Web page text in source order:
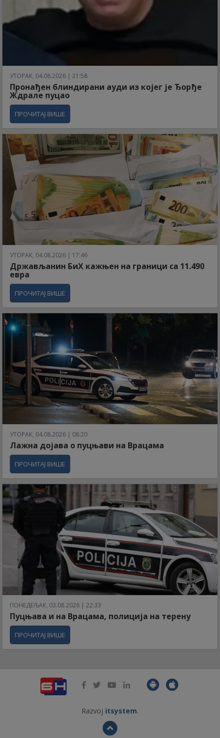
УТОРАК, 04.08.2026 | 21:58
Пронађен блиндирани ауди из којег је Ђорђе
Ждрале пуцао
ПРОЧИТАЈ ВИШЕ
УТОРАК, 04.08.2026 | 17:46
Држављанин БиХ кажњен на граници са 11.490
евра
ПРОЧИТАЈ ВИШЕ
УТОРАК, 04.08.2026 | 08:20
Лажна дојава о пуцњави на Врацама
ПРОЧИТАЈ ВИШЕ
ПОНЕДЕЉАК, 03.08.2026 | 22:33
Пуцњава и на Врацама, полиција на терену
ПРОЧИТАЈ ВИШЕ
Razvoj itsystem.